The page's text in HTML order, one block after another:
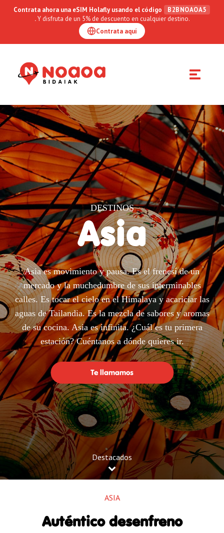
Contrata ahora una eSIM Holafly usando el código
B2BNOAOA5
. Y disfruta de un 5% de descuento en cualquier destino.
Contrata aquí
Toggle
navigation
DESTINOS
Asia
Asia es movimiento y pausa. Es el frenesí de un
mercado y la muchedumbre de sus interminables
calles. Es tocar el cielo en el Himalaya y acariciar las
aguas de Tailandia. Es la mezcla de sabores y aromas
de su cocina. Asia es infinita. ¿Cuál es tu primera
estación? Cuéntanos a dónde quieres ir.
Te llamamos
Destacados
ASIA
Auténtico desenfreno